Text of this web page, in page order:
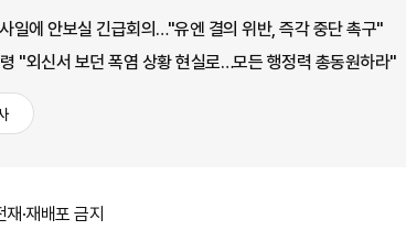
일에 안보실 긴급회의…"유엔 결의 위반, 즉각 중단 촉구"
"외신서 보던 폭염 상황 현실로…모든 행정력 총동원하라"
·재배포 금지